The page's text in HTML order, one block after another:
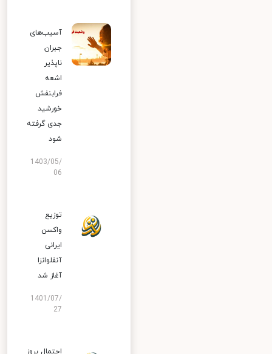
آسیب‌های
جبران
ناپذیر
اشعه
فرابنفش
خورشید
جدی گرفته
شود
1403/05/
06
توزیع
واکسن
ایرانی
آنفلوانزا
آغاز شد
1401/07/
27
احتمال بروز